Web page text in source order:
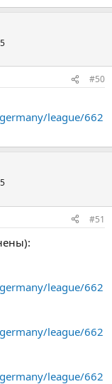
#50
league/662
#51
league/662
league/662
league/662